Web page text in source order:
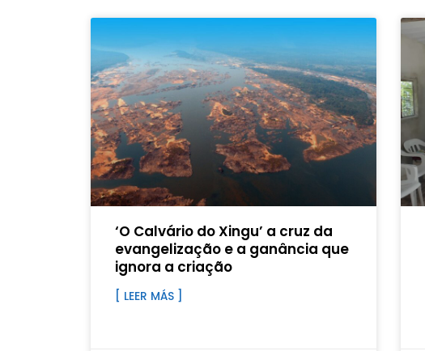
‘O Calvário do Xingu’ a cruz da
evangelização e a ganância que
ignora a criação
[ LEER MÁS ]